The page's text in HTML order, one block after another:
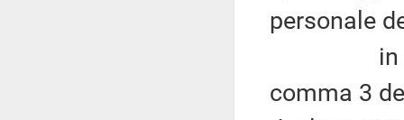
personale
in
comma 3